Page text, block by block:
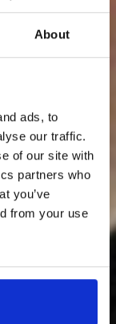
About
ads, to
our traffic.
of our site with
partners who
you’ve
from your use